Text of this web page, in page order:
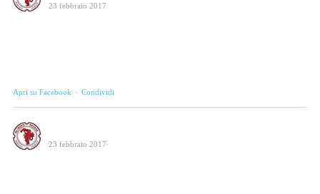
23 febbraio 2017
Apri su Facebook · Condividi
23 febbraio 2017